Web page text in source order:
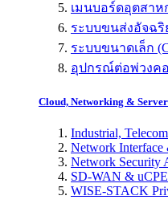
เมนบอร์ดอุตสาห
ระบบขนส่งอัจฉริ
ระบบขนาดเล็ก
อุปกรณ์ต่อพ่วงค
Cloud, Networking &
Industrial,
Network Interface
Network Security
SD-WAN &
WISE-STACK